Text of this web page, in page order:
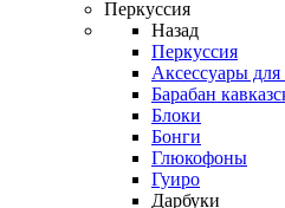
Перкуссия
Назад
Перкуссия
Аксессуары для
Барабан
Блоки
Бонги
Глюкофоны
Гуиро
Дарбуки